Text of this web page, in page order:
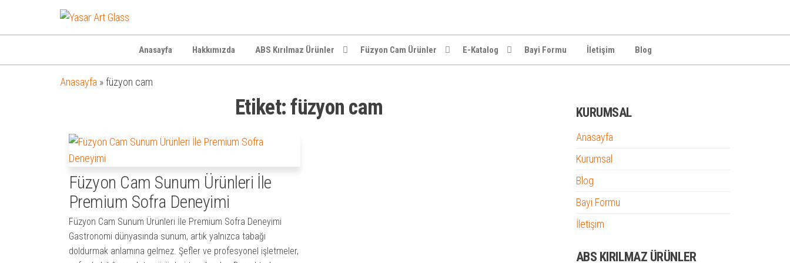
Art
Glass
Anasayfa Hakkımızda ABS Kırılmaz Ürünler Füzyon Cam Ürünler E-Katalog Bayi Formu İletişim Blog
Anasayfa »füzyon cam
Etiket:füzyon cam
Füzyon Cam Sunum Ürünleri İle
Premium Sofra Deneyimi
Füzyon Cam Sunum Ürünleri İle Premium Sofra Deneyimi
Gastronomi dünyasında sunum, artık yalnızca tabağı
doldurmak anlamına gelmez. Şefler ve profesyonel işletmeler,
KURUMSAL
Anasayfa
Kurumsal
Blog
Bayi Formu
İletişim
ABS KIRILMAZ ÜRÜNLER